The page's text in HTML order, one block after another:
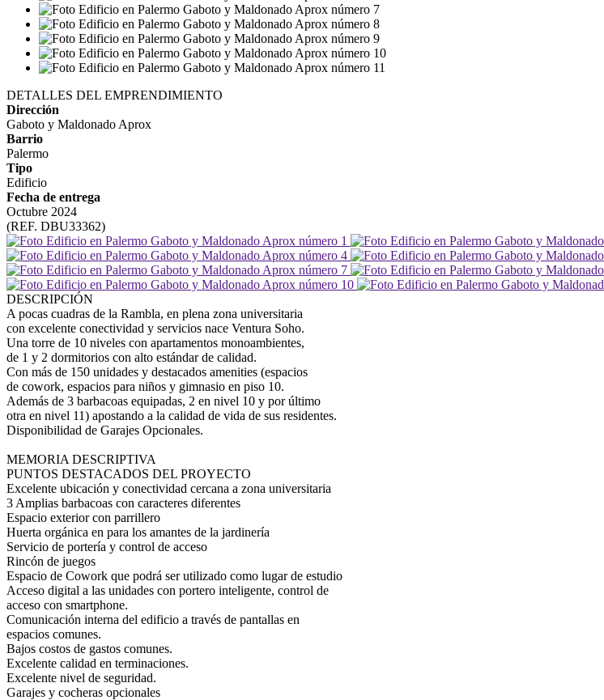
DETALLES DEL EMPRENDIMIENTO
Dirección
Gaboto y Maldonado Aprox
Barrio
Palermo
Tipo
Edificio
Fecha de entrega
Octubre 2024
(REF. DBU33362)
DESCRIPCIÓN
A pocas cuadras de la Rambla, en plena zona universitaria
con excelente conectividad y servicios nace Ventura Soho.
Una torre de 10 niveles con apartamentos monoambientes,
de 1 y 2 dormitorios con alto estándar de calidad.
Con más de 150 unidades y destacados amenities (espacios
de cowork, espacios para niños y gimnasio en piso 10.
Además de 3 barbacoas equipadas, 2 en nivel 10 y por último
otra en nivel 11) apostando a la calidad de vida de sus residentes.
Disponibilidad de Garajes Opcionales.
MEMORIA DESCRIPTIVA
PUNTOS DESTACADOS DEL PROYECTO
Excelente ubicación y conectividad cercana a zona universitaria
3 Amplias barbacoas con caracteres diferentes
Espacio exterior con parrillero
Huerta orgánica en para los amantes de la jardinería
Servicio de portería y control de acceso
Rincón de juegos
Espacio de Cowork que podrá ser utilizado como lugar de estudio
Acceso digital a las unidades con portero inteligente, control de
acceso con smartphone.
Comunicación interna del edificio a través de pantallas en
espacios comunes.
Bajos costos de gastos comunes.
Excelente calidad en terminaciones.
Excelente nivel de seguridad.
Garajes y cocheras opcionales